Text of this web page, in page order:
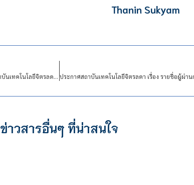
Thanin Sukyam
ประกาศสถาบันเทคโนโลยีจิตรลดา เรื่อง รับสมัครบุคคลเข้าปฏิบัติงานในสถาบันเทคโนโลยีจิตรลดา สายสนับสนุน จำนวน 1 อัตรา
ข่าวสารอื่นๆ ที่น่าสนใจ